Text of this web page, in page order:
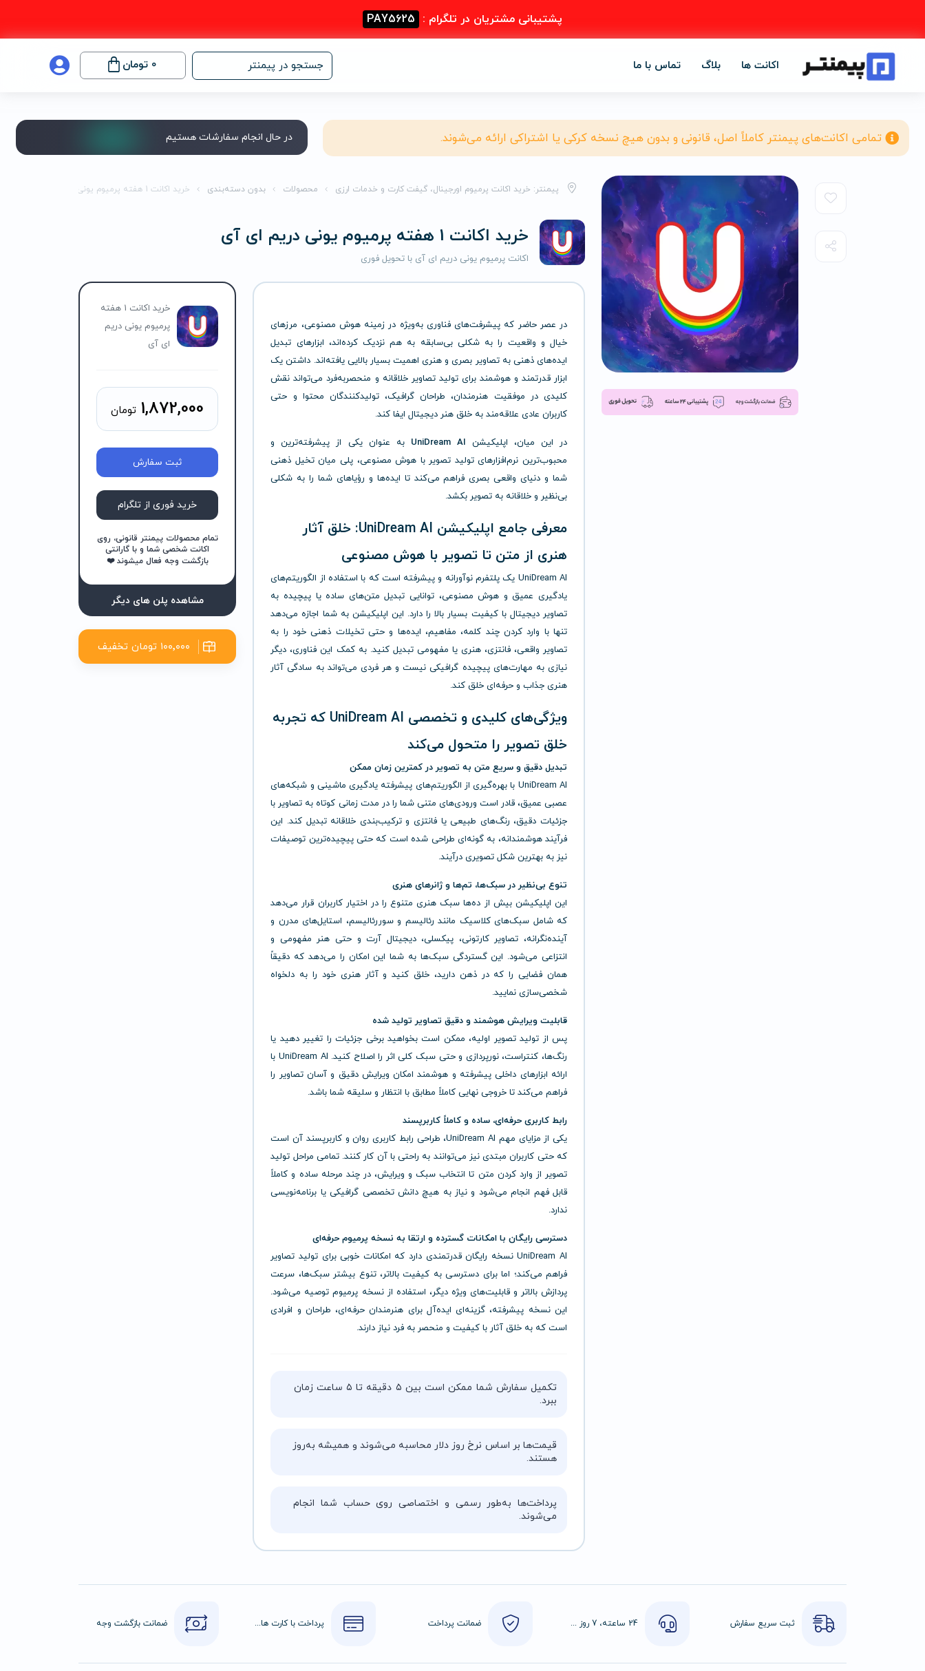
پشتیبانی مشتریان در تلگرام : PAY5625
اکانت ها بلاگ تماس با ما جستجو در پیمنتر 0 تومان
تمامی اکانت‌های پیمنتر کاملاً اصل، قانونی و بدون هیچ نسخه کرکی یا اشتراکی ارائه می‌شوند. در حال انجام سفارشات هستیم
پیمنتر: خرید اکانت پرمیوم اورجینال، گیفت کارت و خدمات ارزی محصولات بدون دسته‌بندی خرید اکانت 1 هفته پرمیوم یونی دریم ای آی
خرید اکانت 1 هفته پرمیوم یونی دریم ای آی
اکانت پرمیوم یونی دریم ای آی با تحویل فوری
در عصر حاضر که پیشرفت‌های فناوری به‌ویژه در زمینه هوش مصنوعی، مرزهای
خیال و واقعیت را به شکلی بی‌سابقه به هم نزدیک کرده‌اند، ابزارهای تبدیل
ایده‌های ذهنی به تصاویر بصری و هنری اهمیت بسیار بالایی یافته‌اند. داشتن یک
ابزار قدرتمند و هوشمند برای تولید تصاویر خلاقانه و منحصربه‌فرد می‌تواند نقش
کلیدی در موفقیت هنرمندان، طراحان گرافیک، تولیدکنندگان محتوا و حتی
کاربران عادی علاقه‌مند به خلق هنر دیجیتال ایفا کند.
در این میان، اپلیکیشن UniDream AI به عنوان یکی از پیشرفته‌ترین و
محبوب‌ترین نرم‌افزارهای تولید تصویر با هوش مصنوعی، پلی میان تخیل ذهنی
شما و دنیای واقعی بصری فراهم می‌کند تا ایده‌ها و رؤیاهای شما را به شکلی
بی‌نظیر و خلاقانه به تصویر بکشد.
معرفی جامع اپلیکیشن UniDream AI: خلق آثار
هنری از متن تا تصویر با هوش مصنوعی
UniDream AI یک پلتفرم نوآورانه و پیشرفته است که با استفاده از الگوریتم‌های
یادگیری عمیق و هوش مصنوعی، توانایی تبدیل متن‌های ساده یا پیچیده به
تصاویر دیجیتال با کیفیت بسیار بالا را دارد. این اپلیکیشن به شما اجازه می‌دهد
تنها با وارد کردن چند کلمه، مفاهیم، ایده‌ها و حتی تخیلات ذهنی خود را به
تصاویر واقعی، فانتزی، هنری یا مفهومی تبدیل کنید. به کمک این فناوری، دیگر
نیازی به مهارت‌های پیچیده گرافیکی نیست و هر فردی می‌تواند به سادگی آثار
هنری جذاب و حرفه‌ای خلق کند.
ویژگی‌های کلیدی و تخصصی UniDream AI که تجربه
خلق تصویر را متحول می‌کند
تبدیل دقیق و سریع متن به تصویر در کمترین زمان ممکن
UniDream AI با بهره‌گیری از الگوریتم‌های پیشرفته یادگیری ماشینی و شبکه‌های
عصبی عمیق، قادر است ورودی‌های متنی شما را در مدت زمانی کوتاه به تصاویر با
جزئیات دقیق، رنگ‌های طبیعی یا فانتزی و ترکیب‌بندی خلاقانه تبدیل کند. این
فرآیند هوشمندانه، به گونه‌ای طراحی شده است که حتی پیچیده‌ترین توصیفات
نیز به بهترین شکل تصویری درآیند.
تنوع بی‌نظیر در سبک‌ها، تم‌ها و ژانرهای هنری
این اپلیکیشن بیش از ده‌ها سبک هنری متنوع را در اختیار کاربران قرار می‌دهد
که شامل سبک‌های کلاسیک مانند رئالیسم و سوررئالیسم، استایل‌های مدرن و
آینده‌نگرانه، تصاویر کارتونی، پیکسلی، دیجیتال آرت و حتی هنر مفهومی و
انتزاعی می‌شود. این گستردگی سبک‌ها به شما این امکان را می‌دهد که دقیقاً
همان فضایی را که در ذهن دارید، خلق کنید و آثار هنری خود را به دلخواه
شخصی‌سازی نمایید.
قابلیت ویرایش هوشمند و دقیق تصاویر تولید شده
پس از تولید تصویر اولیه، ممکن است بخواهید برخی جزئیات را تغییر دهید یا
رنگ‌ها، کنتراست، نورپردازی و حتی سبک کلی اثر را اصلاح کنید. UniDream AI با
ارائه ابزارهای داخلی پیشرفته و هوشمند امکان ویرایش دقیق و آسان تصاویر را
فراهم می‌کند تا خروجی نهایی کاملاً مطابق با انتظار و سلیقه شما باشد.
رابط کاربری حرفه‌ای، ساده و کاملاً کاربرپسند
یکی از مزایای مهم UniDream AI، طراحی رابط کاربری روان و کاربرپسند آن است
که حتی کاربران مبتدی نیز می‌توانند به راحتی با آن کار کنند. تمامی مراحل تولید
تصویر از وارد کردن متن تا انتخاب سبک و ویرایش، در چند مرحله ساده و کاملاً
قابل فهم انجام می‌شود و نیاز به هیچ دانش تخصصی گرافیکی یا برنامه‌نویسی
ندارد.
دسترسی رایگان با امکانات گسترده و ارتقا به نسخه پرمیوم حرفه‌ای
UniDream AI نسخه رایگان قدرتمندی دارد که امکانات خوبی برای تولید تصاویر
فراهم می‌کند؛ اما برای دسترسی به کیفیت بالاتر، تنوع بیشتر سبک‌ها، سرعت
پردازش بالاتر و قابلیت‌های ویژه دیگر، استفاده از نسخه پرمیوم توصیه می‌شود.
این نسخه پیشرفته، گزینه‌ای ایده‌آل برای هنرمندان حرفه‌ای، طراحان و افرادی
است که به خلق آثار با کیفیت و منحصر به فرد نیاز دارند.
تکمیل سفارش شما ممکن است بین ۵ دقیقه تا ۵ ساعت زمان
ببرد.
قیمت‌ها بر اساس نرخ روز دلار محاسبه می‌شوند و همیشه به‌روز
هستند.
پرداخت‌ها به‌طور رسمی و اختصاصی روی حساب شما انجام
می‌شوند.
خرید اکانت 1 هفته
پرمیوم یونی دریم
ای آی
1,872,000 تومان
ثبت سفارش
خرید فوری از تلگرام
تمام محصولات پیمنتر قانونی، روی
اکانت شخصی شما و با گارانتی
بازگشت وجه فعال میشوند ❤️
مشاهده پلن های دیگر
۱۰۰٬۰۰۰ تومان تخفیف
ثبت سریع سفارش 24 ساعته، 7 روز هفته ضمانت پرداخت پرداخت با کارت های عضو شتاب ضمانت بازگشت وجه